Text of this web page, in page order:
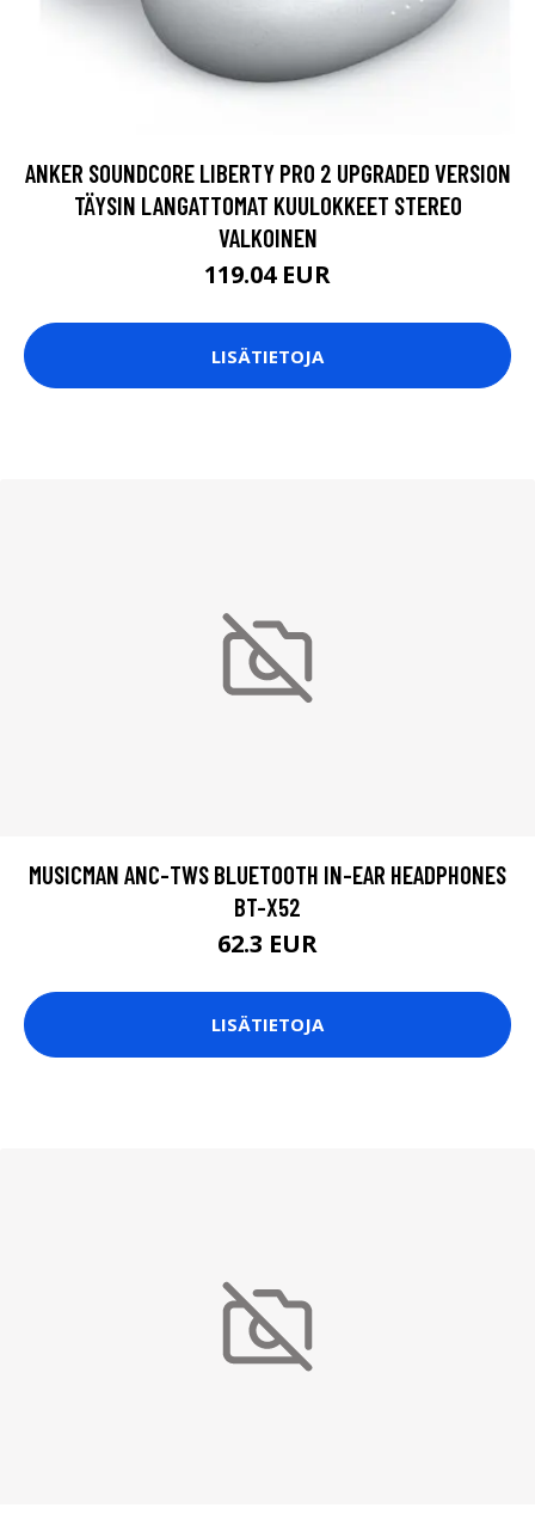
ANKER SOUNDCORE LIBERTY PRO 2 UPGRADED VERSION
TÄYSIN LANGATTOMAT KUULOKKEET STEREO
VALKOINEN
119.04 EUR
LISÄTIETOJA
MUSICMAN ANC-TWS BLUETOOTH IN-EAR HEADPHONES
BT-X52
62.3 EUR
LISÄTIETOJA